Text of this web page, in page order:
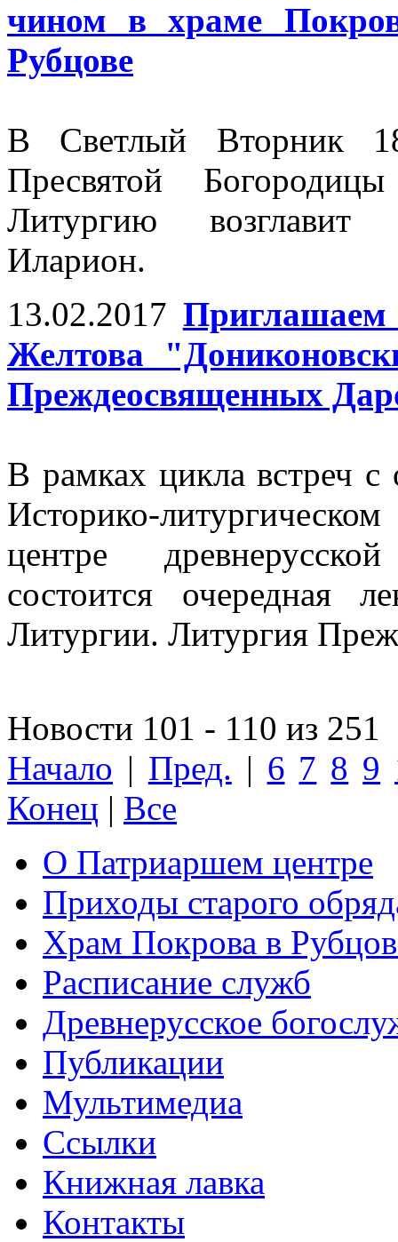
чином в храме
Рубцове
В Светлый Вторник
Пресвятой
Литургию возглавит
Иларион.
13.02.2017 Приглашаем
Желтова
Преждеосвященных
В рамках цикла встреч
Историко-
центре
состоится очередная
Литургии. Литургия
Новости 101 - 110 из 251
Начало | Пред. | 6 7 8 9
Конец | Все
О Патриаршем центре
Приходы старого
Храм Покрова в
Расписание служб
Древнерусское
Публикации
Мультимедиа
Ссылки
Книжная лавка
Контакты